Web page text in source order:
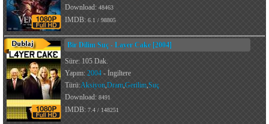
Download: 48463
IMDB: 6.1 / 98805
Bir Dilim Suç - Layer Cake [2004]
Süre: 105 Dak.
Yapım: 2004 - İngiltere
Türü:Aksiyon,Dram,Gerilim,Suç
Download: 8491
IMDB: 7.4 / 148251